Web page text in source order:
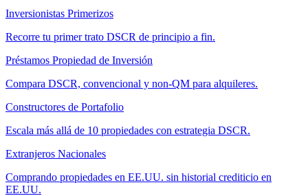
Inversionistas Primerizos
Recorre tu primer trato DSCR de principio a fin.
Préstamos Propiedad de Inversión
Compara DSCR, convencional y non-QM para alquileres.
Constructores de Portafolio
Escala más allá de 10 propiedades con estrategia DSCR.
Extranjeros Nacionales
Comprando propiedades en EE.UU. sin historial crediticio en
EE.UU.